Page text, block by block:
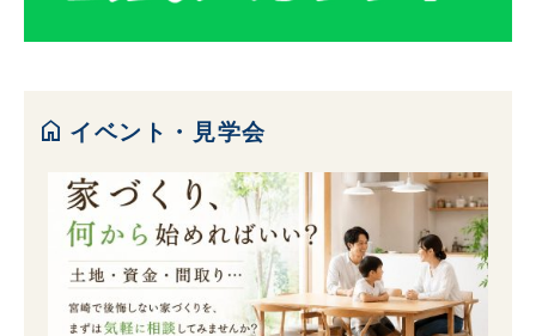
home イベント・見学会